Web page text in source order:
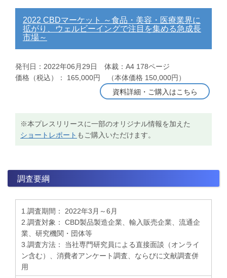
2022 CBDマーケット ～食品・美容・医療業界に
拡がり、ウェルビーイングで注目を集める急成長
市場～
発刊日：2022年06月29日 体裁：A4 178ページ
価格（税込）： 165,000円 （本体価格 150,000円）
資料詳細・ご購入はこちら
※本プレスリリースに一部のオリジナル情報を加えた
ショートレポート もご購入いただけます。
調査要綱
1.調査期間： 2022年3月～6月
2.調査対象： CBD製品製造企業、輸入販売企業、流通企
業、研究機関・団体等
3.調査方法： 当社専門研究員による直接面談（オンライ
ン含む）、消費者アンケート調査、ならびに文献調査併
用